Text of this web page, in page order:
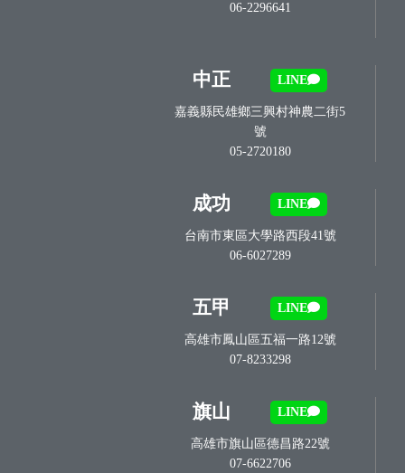
06-2296641
中正 LINE
嘉義縣民雄鄉三興村神農二街5
號
05-2720180
成功 LINE
台南市東區大學路西段41號
06-6027289
五甲 LINE
高雄市鳳山區五福一路12號
07-8233298
旗山 LINE
高雄市旗山區德昌路22號
07-6622706